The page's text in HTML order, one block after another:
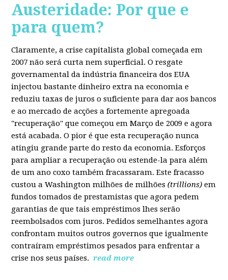
Austeridade: Por que e
para quem?
Claramente, a crise capitalista global começada em
2007 não será curta nem superficial. O resgate
governamental da indústria financeira dos EUA
injectou bastante dinheiro extra na economia e
reduziu taxas de juros o suficiente para dar aos bancos
e ao mercado de acções a fortemente apregoada
"recuperação" que começou em Março de 2009 e agora
está acabada. O pior é que esta recuperação nunca
atingiu grande parte do resto da economia. Esforços
para ampliar a recuperação ou estende-la para além
de um ano coxo também fracassaram. Este fracasso
custou a Washington milhões de milhões(trillions) em
fundos tomados de prestamistas que agora pedem
garantias de que tais empréstimos lhes serão
reembolsados com juros. Pedidos semelhantes agora
confrontam muitos outros governos que igualmente
contraíram empréstimos pesados para enfrentar a
crise nos seus países. read more